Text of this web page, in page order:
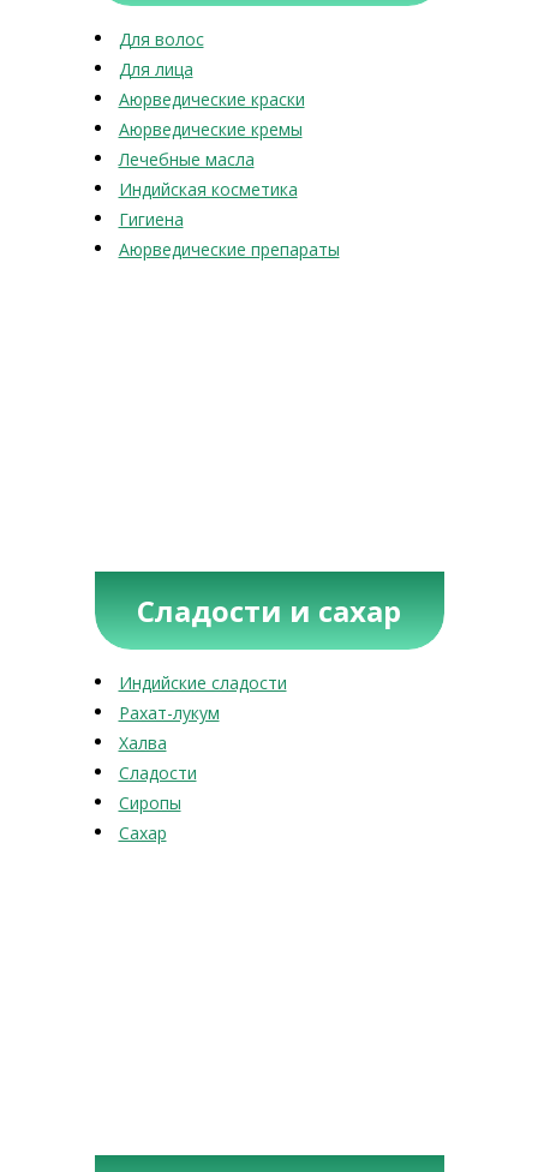
Для волос
Для лица
Аюрведические краски
Аюрведические кремы
Лечебные масла
Индийская косметика
Гигиена
Аюрведические препараты
Сладости и сахар
Индийские сладости
Рахат-лукум
Халва
Сладости
Сиропы
Сахар